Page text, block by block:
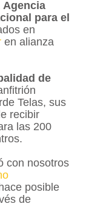
Agencia
para el
en
en alianza
de
Telas, sus
recibir
las 200
con nosotros
posible
de